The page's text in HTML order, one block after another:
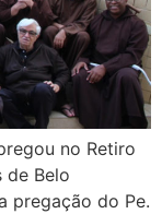
no Retiro
de Belo
pregação do Pe.